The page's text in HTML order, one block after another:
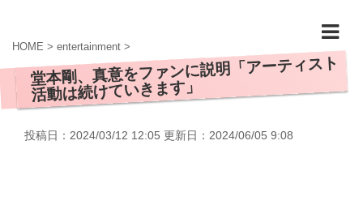
HOME > entertainment >
堂本剛、真意をファンに説明「アーティスト
活動は続けていきます」
投稿日：2024/03/12 12:05 更新日： 2024/06/05 9:08